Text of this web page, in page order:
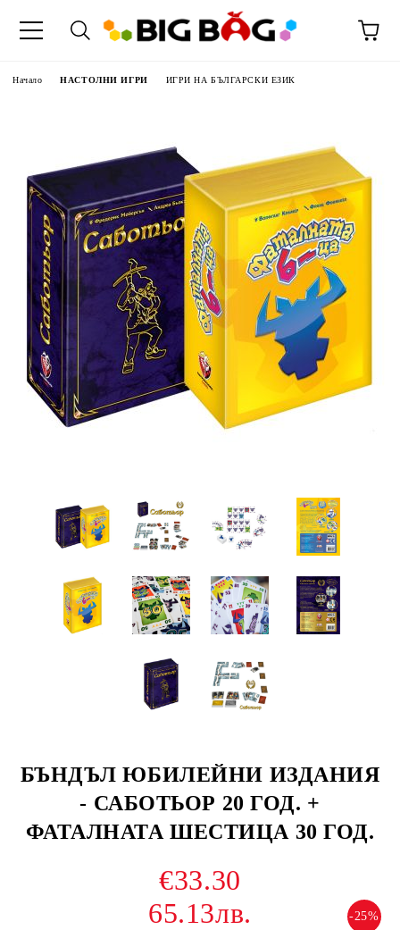
Начало НАСТОЛНИ ИГРИ ИГРИ НА БЪЛГАРСКИ ЕЗИК
БЪНДЪЛ ЮБИЛЕЙНИ ИЗДАНИЯ
- САБОТЬОР 20 ГОД. +
ФАТАЛНАТА ШЕСТИЦА 30 ГОД.
-25%
€33.30
65.13лв.